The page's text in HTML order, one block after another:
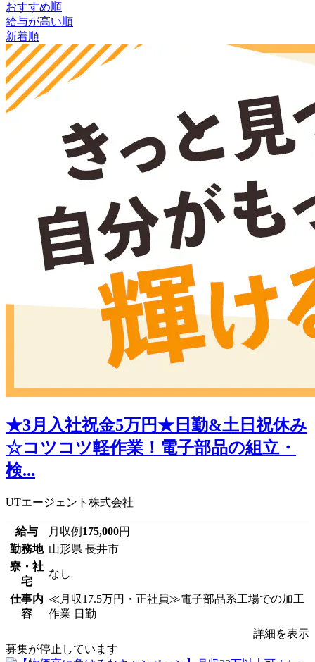
おすすめ順
給与が高い順
新着順
★3月入社祝金5万円★日勤&土日祝休み
☆コツコツ軽作業！電子部品の組立・
検...
UTエージェント株式会社
給与 月収例 175,000円
勤務地 山形県 長井市
寮・社
宅
なし
仕事内
容
≪月収17.5万円・正社員≫電子部品系工場での加工
作業 日勤
詳細を表示
募集が停止しています